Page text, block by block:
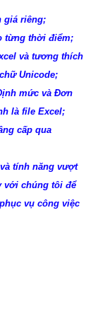
giá riêng;
từng thời điểm;
và tương thích
Unicode;
mức và Đơn
là file Excel;
cấp qua
tính năng vượt
với chúng tôi để
vụ công việc